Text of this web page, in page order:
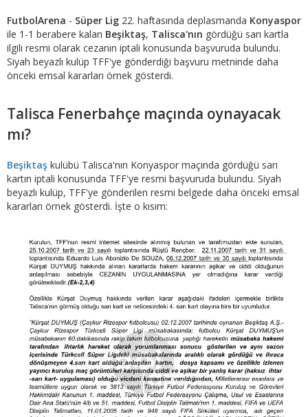
FutbolArena - Süper Lig 22. haftasında deplasmanda Konyaspor
ile 1-1 berabere kalan Beşiktaş, Talisca'nın gördüğü sarı kartla
ilgili resmi olarak cezanın iptali konusunda başvuruda bulundu.
Siyah beyazlı kulüp TFF'ye gönderdiği başvuru metninde daha
önceki emsal kararları örnek gösterdi.
Talisca Fenerbahçe maçında oynayacak
mı?
Beşiktaş kulübü Talisca'nın Konyaspor maçında gördüğü sarı
kartın iptali konusunda TFF'ye resmi başvuruda bulundu. Siyah
beyazlı kulüp, TFF'ye gönderilen resmi belgede daha önceki emsal
kararları örnek gösterdi. İşte o kısım: